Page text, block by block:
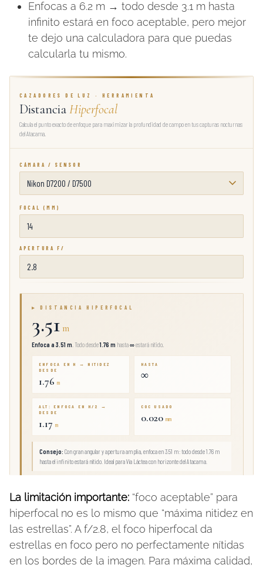
Enfocas a 6.2 m → todo desde 3.1 m hasta
infinito estará en foco aceptable, pero mejor
te dejo una calculadora para que puedas
calcularla tu mismo.
La limitación importante: “foco aceptable” para
hiperfocal no es lo mismo que “máxima nitidez en
las estrellas”. A f/2.8, el foco hiperfocal da
estrellas en foco pero no perfectamente nítidas
en los bordes de la imagen. Para máxima calidad,